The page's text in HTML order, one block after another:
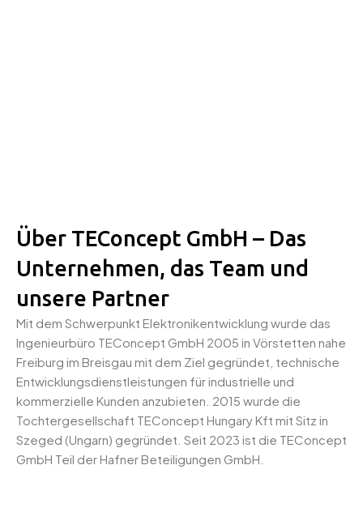
Über TEConcept GmbH – Das
Unternehmen, das Team und
unsere Partner
Mit dem Schwerpunkt Elektronikentwicklung wurde das
Ingenieurbüro TEConcept GmbH 2005 in Vörstetten nahe
Freiburg im Breisgau mit dem Ziel gegründet, technische
Entwicklungsdienstleistungen für industrielle und
kommerzielle Kunden anzubieten. 2015 wurde die
Tochtergesellschaft TEConcept Hungary Kft mit Sitz in
Szeged (Ungarn) gegründet. Seit 2023 ist die TEConcept
GmbH Teil der Hafner Beteiligungen GmbH.